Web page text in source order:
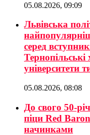
05.08.2026, 09:09
Львівська
серед
університети
05.08.2026, 08:08
До свого 50-
піци Red
начинками